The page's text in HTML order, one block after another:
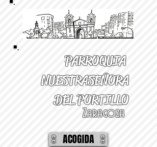
PARROQUIA
NUESTRASEÑORA
DEL PORTILLO
Zaragoza
ACOGIDA